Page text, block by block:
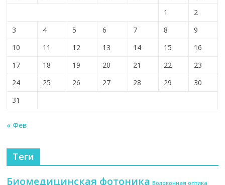
1
2
3
4 5 6 7 8
9
10
11 12 13 14 15
16
17
18 19 20 21 22
23
24
25 26 27 28 29
30
31
« Фев
Теги
Биомедицинская фотоника Волоконная оптика